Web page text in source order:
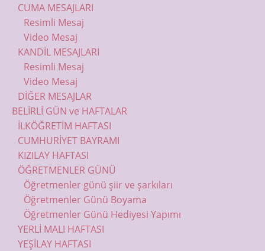
CUMA MESAJLARI
Resimli Mesaj
Video Mesaj
KANDİL MESAJLARI
Resimli Mesaj
Video Mesaj
DİĞER MESAJLAR
BELİRLİ GÜN ve HAFTALAR
İLKÖĞRETİM HAFTASI
CUMHURİYET BAYRAMI
KIZILAY HAFTASI
ÖĞRETMENLER GÜNÜ
Öğretmenler günü şiir ve şarkıları
Öğretmenler Günü Boyama
Öğretmenler Günü Hediyesi Yapımı
YERLİ MALI HAFTASI
YEŞİLAY HAFTASI